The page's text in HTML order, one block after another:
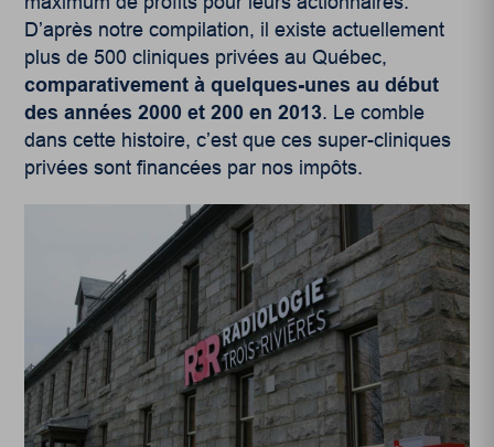
D’après notre compilation, il existe actuellement
plus de 500 cliniques privées au Québec,
comparativement à quelques-unes au début
des années 2000 et 200 en 2013. Le comble
dans cette histoire, c’est que ces super-cliniques
privées sont financées par nos impôts.